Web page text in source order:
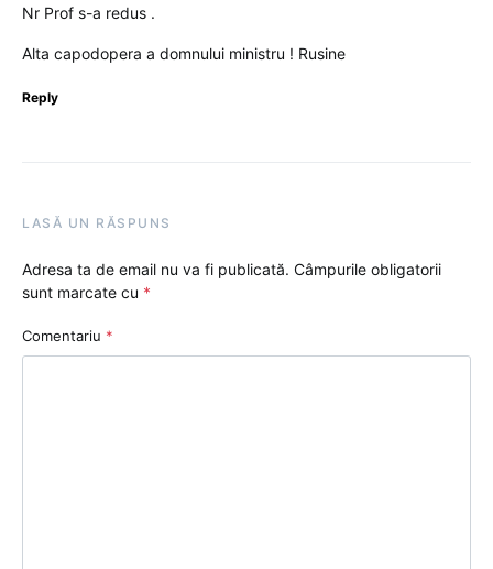
Nr Prof s-a redus .
Alta capodopera a domnului ministru ! Rusine
Reply
LASĂ UN RĂSPUNS
Adresa ta de email nu va fi publicată. Câmpurile obligatorii
sunt marcate cu *
Comentariu *